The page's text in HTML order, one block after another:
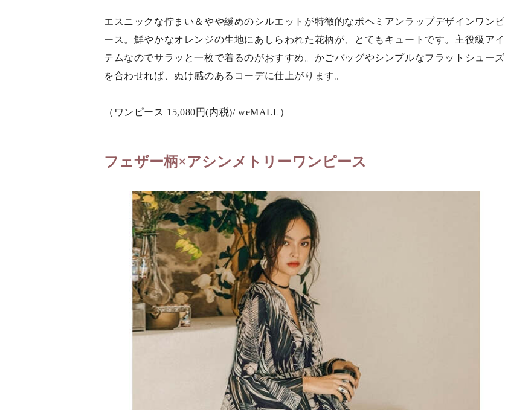
エスニックな佇まい＆やや緩めのシルエットが特徴的なボヘミアンラップデザインワンピ
ース。鮮やかなオレンジの生地にあしらわれた花柄が、とてもキュートです。主役級アイ
テムなのでサラッと一枚で着るのがおすすめ。かごバッグやシンプルなフラットシューズ
を合わせれば、ぬけ感のあるコーデに仕上がります。
（ワンピース 15,080円(内税)/ weMALL）
フェザー柄×アシンメトリーワンピース